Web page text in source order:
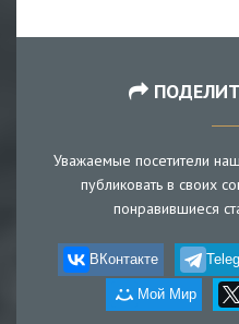
Уважаемые посетители
публиковать в своих
понравившиеся
ВКонтакте
Мой Мир